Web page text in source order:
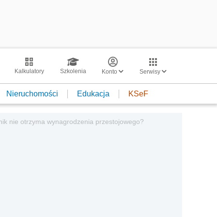
Kalkulatory Szkolenia Konto Serwisy
Nieruchomości Edukacja KSeF
nie otrzyma wynagrodzenia przestojowego?